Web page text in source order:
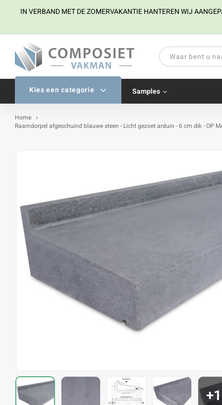
IN VERBAND MET DE ZOMERVAKANTIE HANTEREN WIJ
Kies een categorie Samples
Home
Raamdorpel afgeschuind blauwe steen - Licht gezoet arduin - 6 cm dik -